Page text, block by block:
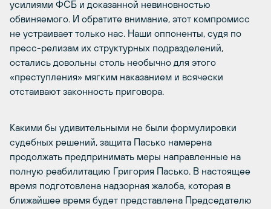
усилиями ФСБ и доказанной невиновностью
обвиняемого. И обратите внимание, этот компромисс
не устраивает только нас. Наши оппоненты, судя по
пресс-релизам их структурных подразделений,
остались довольны столь необычно для этого
«преступления» мягким наказанием и всячески
отстаивают законность приговора.
Какими бы удивительными не были формулировки
судебных решений, защита Пасько намерена
продолжать предпринимать меры направленные на
полную реабилитацию Григория Пасько. В настоящее
время подготовлена надзорная жалоба, которая в
ближайшее время будет представлена Председателю